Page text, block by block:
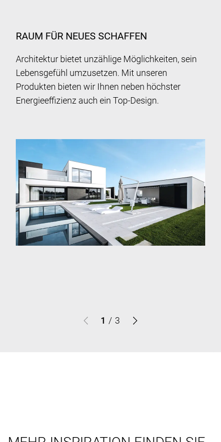
RAUM FÜR NEUES SCHAFFEN
Architektur bietet unzählige Möglichkeiten, sein
Lebensgefühl umzusetzen. Mit unseren
Produkten bieten wir Ihnen neben höchster
Energieeffizienz auch ein Top-Design.
1 / 3